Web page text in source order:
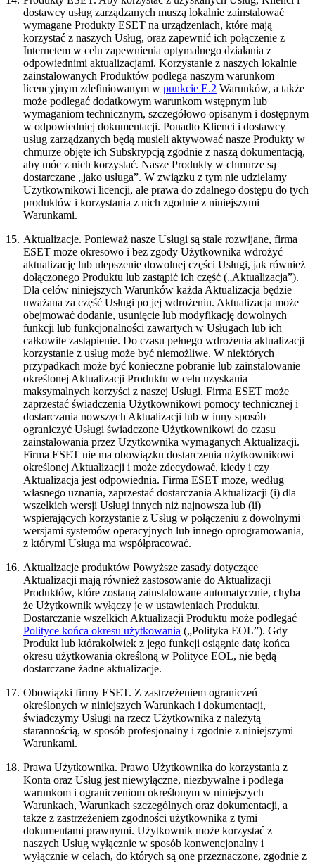
dostawcy usług zarządzanych muszą lokalnie zainstalować
wymagane Produkty ESET na urządzeniach, które mają
korzystać z naszych Usług, oraz zapewnić ich połączenie z
Internetem w celu zapewnienia optymalnego działania z
odpowiednimi aktualizacjami. Korzystanie z naszych lokalnie
zainstalowanych Produktów podlega naszym warunkom
licencyjnym zdefiniowanym w punkcie E.2 Warunków, a także
może podlegać dodatkowym warunkom wstępnym lub
wymaganiom technicznym, szczegółowo opisanym i dostępnym
w odpowiedniej dokumentacji. Ponadto Klienci i dostawcy
usług zarządzanych będą musieli aktywować nasze Produkty w
chmurze objęte ich Subskrypcją zgodnie z naszą dokumentacją,
aby móc z nich korzystać. Nasze Produkty w chmurze są
dostarczane „jako usługa”. W związku z tym nie udzielamy
Użytkownikowi licencji, ale prawa do zdalnego dostępu do tych
produktów i korzystania z nich zgodnie z niniejszymi
Warunkami.
15. Aktualizacje. Ponieważ nasze Usługi są stale rozwijane, firma
ESET może okresowo i bez zgody Użytkownika wdrożyć
aktualizację lub ulepszenie dowolnej części Usługi, jak również
dołączonego Produktu lub zastąpić ich część („Aktualizacja”).
Dla celów niniejszych Warunków każda Aktualizacja będzie
uważana za część Usługi po jej wdrożeniu. Aktualizacja może
obejmować dodanie, usunięcie lub modyfikację dowolnych
funkcji lub funkcjonalności zawartych w Usługach lub ich
całkowite zastąpienie. Do czasu pełnego wdrożenia aktualizacji
korzystanie z usług może być niemożliwe. W niektórych
przypadkach może być konieczne pobranie lub zainstalowanie
określonej Aktualizacji Produktu w celu uzyskania
maksymalnych korzyści z naszej Usługi. Firma ESET może
zaprzestać świadczenia Użytkownikowi pomocy technicznej i
dostarczania nowszych Aktualizacji lub w inny sposób
ograniczyć Usługi świadczone Użytkownikowi do czasu
zainstalowania przez Użytkownika wymaganych Aktualizacji.
Firma ESET nie ma obowiązku dostarczenia użytkownikowi
określonej Aktualizacji i może zdecydować, kiedy i czy
Aktualizacja jest odpowiednia. Firma ESET może, według
własnego uznania, zaprzestać dostarczania Aktualizacji (i) dla
wszelkich wersji Usługi innych niż najnowsza lub (ii)
wspierających korzystanie z Usług w połączeniu z dowolnymi
wersjami systemów operacyjnych lub innego oprogramowania,
z którymi Usługa ma współpracować.
16. Aktualizacje produktów Powyższe zasady dotyczące
Aktualizacji mają również zastosowanie do Aktualizacji
Produktów, które zostaną zainstalowane automatycznie, chyba
że Użytkownik wyłączy je w ustawieniach Produktu.
Dostarczanie wszelkich Aktualizacji Produktu może podlegać
Polityce końca okresu użytkowania („Polityka EOL”). Gdy
Produkt lub którakolwiek z jego funkcji osiągnie datę końca
okresu użytkowania określoną w Polityce EOL, nie będą
dostarczane żadne aktualizacje.
17. Obowiązki firmy ESET. Z zastrzeżeniem ograniczeń
określonych w niniejszych Warunkach i dokumentacji,
świadczymy Usługi na rzecz Użytkownika z należytą
starannością, w sposób profesjonalny i zgodnie z niniejszymi
Warunkami.
18. Prawa Użytkownika. Prawo Użytkownika do korzystania z
Konta oraz Usług jest niewyłączne, niezbywalne i podlega
warunkom i ograniczeniom określonym w niniejszych
Warunkach, Warunkach szczególnych oraz dokumentacji, a
także z zastrzeżeniem zgodności użytkownika z tymi
dokumentami prawnymi. Użytkownik może korzystać z
naszych Usług wyłącznie w sposób konwencjonalny i
wyłącznie w celach, do których są one przeznaczone, zgodnie z